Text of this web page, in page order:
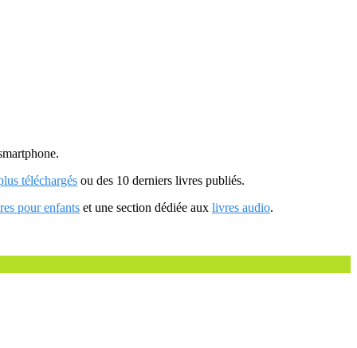
téléchargés ou des 10 derniers livres publiés.
pour enfants et une section dédiée aux livres audio.